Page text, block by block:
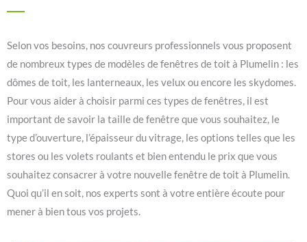
Selon vos besoins, nos couvreurs professionnels vous proposent
de nombreux types de modèles de fenêtres de toit à Plumelin : les
dômes de toit, les lanterneaux, les velux ou encore les skydomes.
Pour vous aider à choisir parmi ces types de fenêtres, il est
important de savoir la taille de fenêtre que vous souhaitez, le
type d’ouverture, l’épaisseur du vitrage, les options telles que les
stores ou les volets roulants et bien entendu le prix que vous
souhaitez consacrer à votre nouvelle fenêtre de toit à Plumelin.
Quoi qu’il en soit, nos experts sont à votre entière écoute pour
mener à bien tous vos projets.